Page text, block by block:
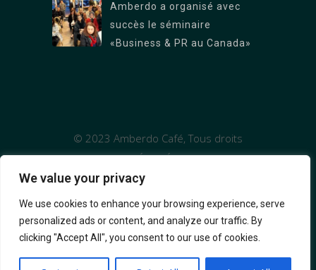
We value your privacy
We use cookies to enhance your browsing experience, serve
personalized ads or content, and analyze our traffic. By
clicking "Accept All", you consent to our use of cookies.
Succursale West Georgia : 1328 W Georgia
St, Vancouver, BC V6E 4R9
Amberdo a organisé avec
succès le séminaire
«Business & PR au Canada»
© 2023 Amberdo Café, Tous droits
réservés